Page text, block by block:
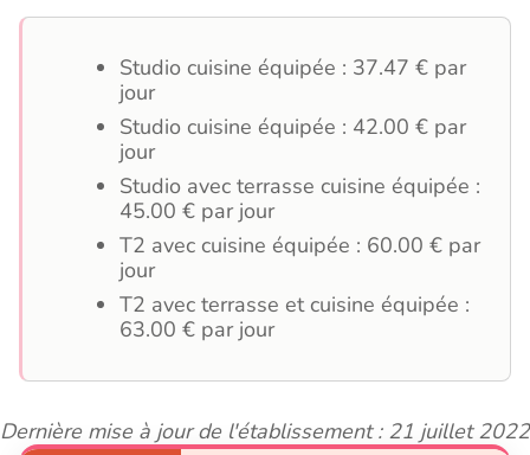
Studio cuisine équipée : 37.47 € par
jour
Studio cuisine équipée : 42.00 € par
jour
Studio avec terrasse cuisine équipée :
45.00 € par jour
T2 avec cuisine équipée : 60.00 € par
jour
T2 avec terrasse et cuisine équipée :
63.00 € par jour
Dernière mise à jour de l'établissement : 21 juillet 2022